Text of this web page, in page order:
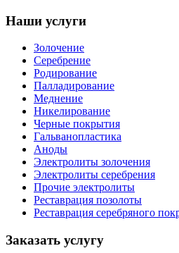
Наши услуги
Золочение
Серебрение
Родирование
Палладирование
Меднение
Никелирование
Черные покрытия
Гальванопластика
Аноды
Электролиты золочения
Электролиты серебрения
Прочие электролиты
Реставрация позолоты
Реставрация серебряного
Заказать услугу